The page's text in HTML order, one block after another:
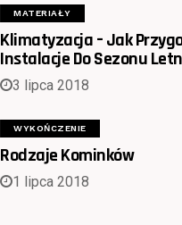
MATERIAŁY
Klimatyzacja – Jak
Instalacje Do Sezonu
3 lipca 2018
WYKOŃCZENIE
Rodzaje Kominków
1 lipca 2018